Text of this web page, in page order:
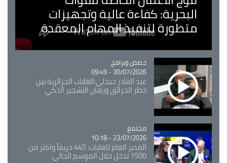
البحرية: كفاءة عالية وتجهيزات
متطورة لتنفيذ المهام المعقدة
Catégorie
حصص وبرامج
30/07/2026 - 09:49
عبد القادر جيجلي:الغابات الجزائرية بين
خطر الحرائق ورهان التشجير الذكي
Catégorie
مجتمع
23/07/2026 - 10:18
المدير العام للغابات: 445 حريقاً وأكثر من
1500 تدخل خلال الموسم الحالي